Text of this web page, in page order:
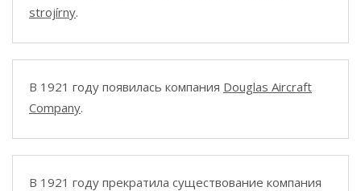
strojírny.
В 1921 году появилась компания Douglas Aircraft
Company.
В 1921 году прекратила существование компания